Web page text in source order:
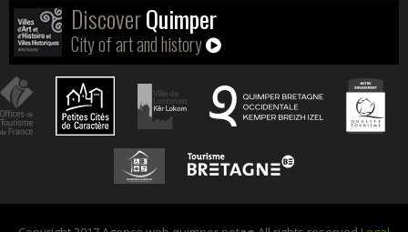
DiscoverQuimper
City of art and history